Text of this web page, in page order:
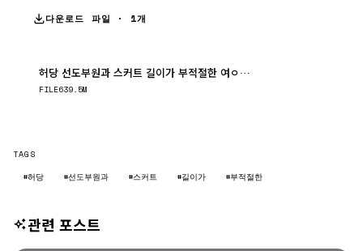
다운로드 파일 · 1개
허당 선도부원과 스커트 길이가 부적절한 여ㅇ고생의 이야기.E09.260602...
FILE639.5M
TAGS
#허당
#선도부원과 #스커트 #길이가 #부적절한
관련 포스트
유틸리티